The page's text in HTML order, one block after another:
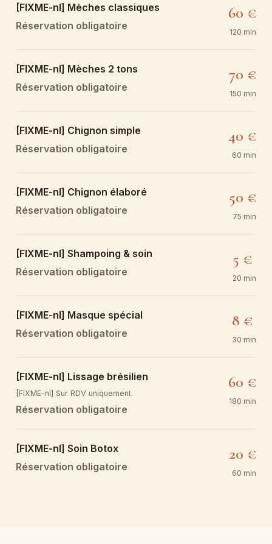
[FIXME-nl] Mèches classiques
Réservation obligatoire
60 €
120 min
[FIXME-nl] Mèches 2 tons
Réservation obligatoire
70 €
150 min
[FIXME-nl] Chignon simple
Réservation obligatoire
40 €
60 min
[FIXME-nl] Chignon élaboré
Réservation obligatoire
50 €
75 min
[FIXME-nl] Shampoing & soin
Réservation obligatoire
5 €
20 min
[FIXME-nl] Masque spécial
Réservation obligatoire
8 €
30 min
[FIXME-nl] Lissage brésilien
[FIXME-nl] Sur RDV uniquement.
Réservation obligatoire
60 €
180 min
[FIXME-nl] Soin Botox
Réservation obligatoire
20 €
60 min